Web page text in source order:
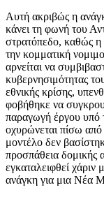
Αυτή ακριβώς η
κάνει τη φωνή του
στρατόπεδο, καθώς
την κομματική
αρνείται να
κυβερνησιμότητας
εθνικής κρίσης,
φοβήθηκε να
παραγωγή έργου υπό
οχυρώνεται πίσω από
μοντέλο δεν
προσπάθεια δομικής
εγκαταλειφθεί χάριν
ανάγκη για μια Νέα